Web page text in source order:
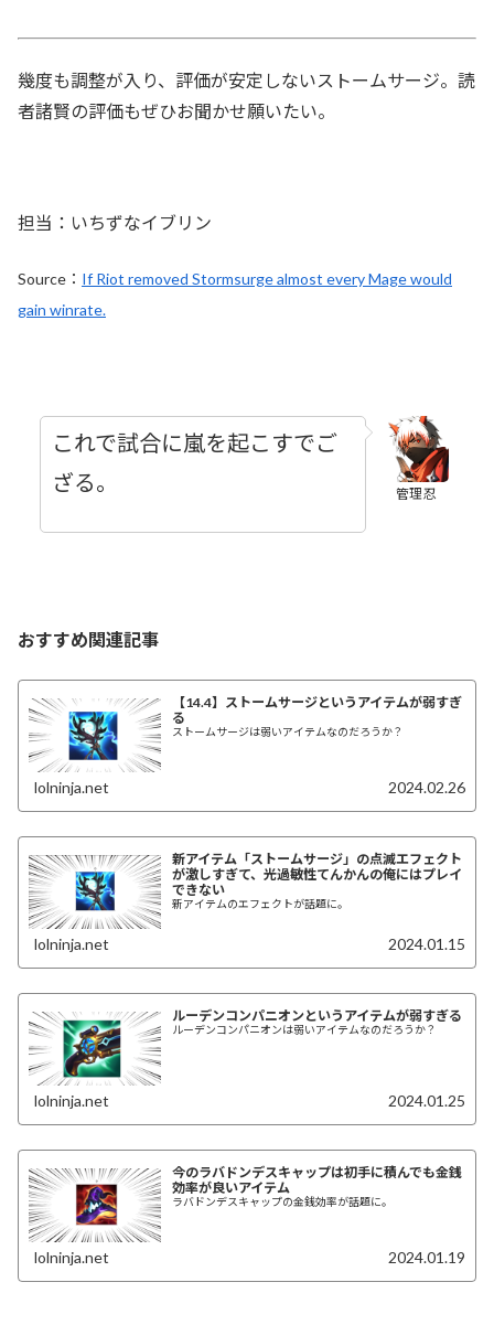
幾度も調整が入り、評価が安定しないストームサージ。読
者諸賢の評価もぜひお聞かせ願いたい。
担当：いちずなイブリン
Source： If Riot removed Stormsurge almost every Mage would
gain winrate.
管理忍
これで試合に嵐を起こすでご
ざる。
おすすめ関連記事
【14.4】ストームサージというアイテムが弱すぎ
る
ストームサージは弱いアイテムなのだろうか？
lolninja.net 2024.02.26
新アイテム「ストームサージ」の点滅エフェクト
が激しすぎて、光過敏性てんかんの俺にはプレイ
できない
新アイテムのエフェクトが話題に。
lolninja.net 2024.01.15
ルーデンコンパニオンというアイテムが弱すぎる
ルーデンコンパニオンは弱いアイテムなのだろうか？
lolninja.net 2024.01.25
今のラバドンデスキャップは初手に積んでも金銭
効率が良いアイテム
ラバドンデスキャップの金銭効率が話題に。
lolninja.net 2024.01.19